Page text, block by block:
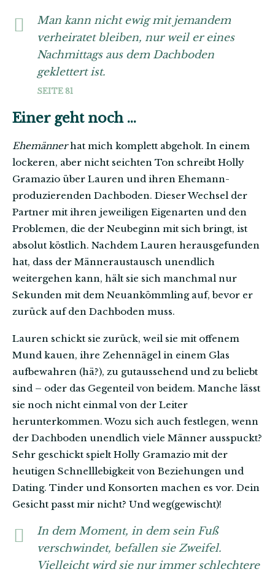
Man kann nicht ewig mit jemandem
verheiratet bleiben, nur weil er eines
Nachmittags aus dem Dachboden
geklettert ist.
SEITE 81
Einer geht noch …
Ehemännerhat mich komplett abgeholt. In einem
lockeren, aber nicht seichten Ton schreibt Holly
Gramazio über Lauren und ihren Ehemann-
produzierenden Dachboden. Dieser Wechsel der
Partner mit ihren jeweiligen Eigenarten und den
Problemen, die der Neubeginn mit sich bringt, ist
absolut köstlich. Nachdem Lauren herausgefunden
hat, dass der Männeraustausch unendlich
weitergehen kann, hält sie sich manchmal nur
Sekunden mit dem Neuankömmling auf, bevor er
zurück auf den Dachboden muss.
Lauren schickt sie zurück, weil sie mit offenem
Mund kauen, ihre Zehennägel in einem Glas
aufbewahren (hä?), zu gutaussehend und zu beliebt
sind – oder das Gegenteil von beidem. Manche lässt
sie noch nicht einmal von der Leiter
herunterkommen. Wozu sich auch festlegen, wenn
der Dachboden unendlich viele Männer ausspuckt?
Sehr geschickt spielt Holly Gramazio mit der
heutigen Schnelllebigkeit von Beziehungen und
Dating. Tinder und Konsorten machen es vor. Dein
Gesicht passt mir nicht? Und weg(gewischt)!
In dem Moment, in dem sein Fuß
verschwindet, befallen sie Zweifel.
Vielleicht wird sie nur immer schlechtere